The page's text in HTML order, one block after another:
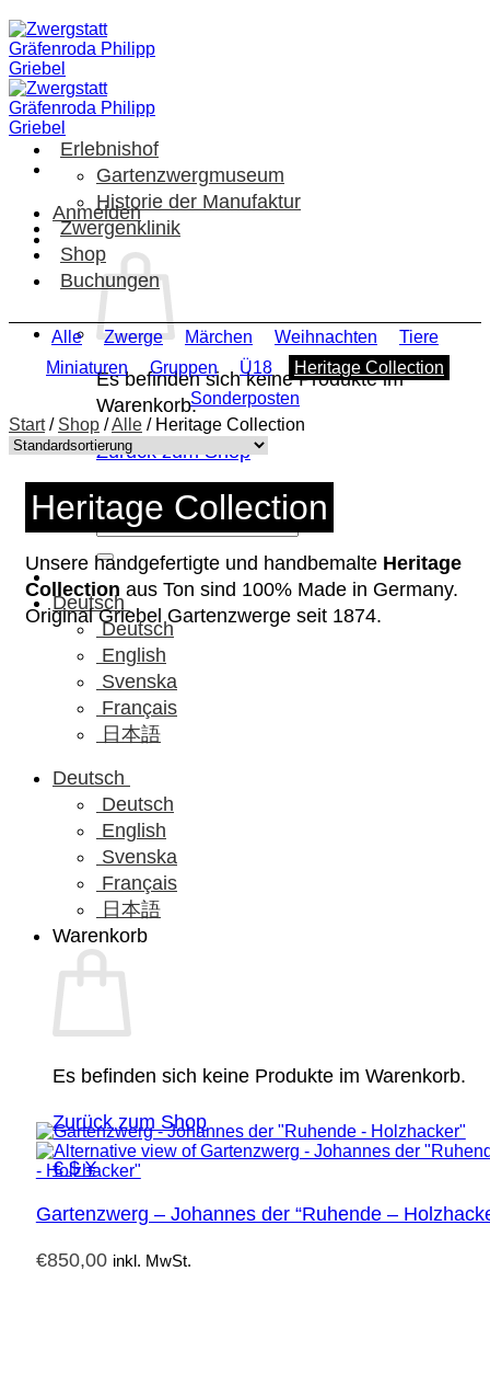
Zum
Inhalt
springen
Anmelden
Es befinden sich keine Produkte im
Warenkorb.
Zurück zum Shop
Suchen
nach:
Deutsch
Deutsch
English
Svenska
Français
日本語
Deutsch
Deutsch
English
Svenska
Français
日本語
Warenkorb
Es befinden sich keine Produkte im Warenkorb.
Zurück zum Shop
€ $ ¥
Erlebnishof
Gartenzwergmuseum
Historie der Manufaktur
Zwergenklinik
Shop
Buchungen
Alle Zwerge Märchen Weihnachten
Tiere
Miniaturen
Gruppen Ü18
Heritage Collection
Sonderposten
Start / Shop /Alle /Heritage Collection
Heritage Collection
Unsere handgefertigte und handbemalte Heritage
Collection aus Ton sind 100% Made in Germany.
Original Griebel Gartenzwerge seit 1874.
Gartenzwerg – Johannes der “Ruhende –
€850,00 inkl. MwSt.